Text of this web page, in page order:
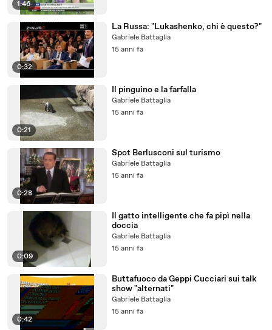
1:46
0:32
La Russa: "Lukashenko, chi è questo?"
Gabriele Battaglia
15 anni fa
0:21
Il pinguino e la farfalla
Gabriele Battaglia
15 anni fa
0:28
Spot Berlusconi sul turismo
Gabriele Battaglia
15 anni fa
0:09
Il gatto intelligente che fa pipì nella
doccia
Gabriele Battaglia
15 anni fa
0:42
Buttafuoco da Geppi Cucciari sui talk
show "alternati"
Gabriele Battaglia
15 anni fa